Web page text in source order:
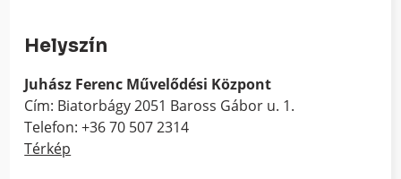
Helyszín
Juhász Ferenc Művelődési Központ
Cím: Biatorbágy 2051 Baross Gábor u. 1.
Telefon: +36 70 507 2314
Térkép